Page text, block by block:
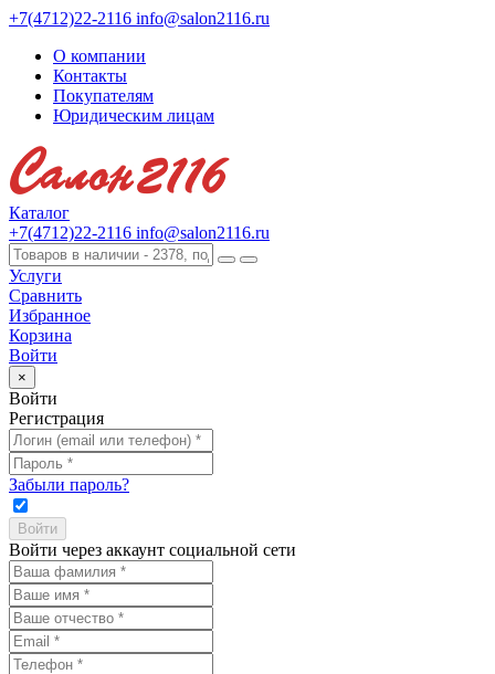
+7(4712)22-2116 info@salon2116.ru
О компании
Контакты
Покупателям
Юридическим лицам
Каталог
+7(4712)22-2116 info@salon2116.ru
Услуги
Сравнить
Избранное
Корзина
Войти
×
Войти
Регистрация
Забыли пароль?
Войти через аккаунт социальной сети